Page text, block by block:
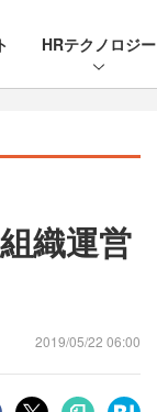
HRテクノロジー
織運営
2019/05/22 06:00